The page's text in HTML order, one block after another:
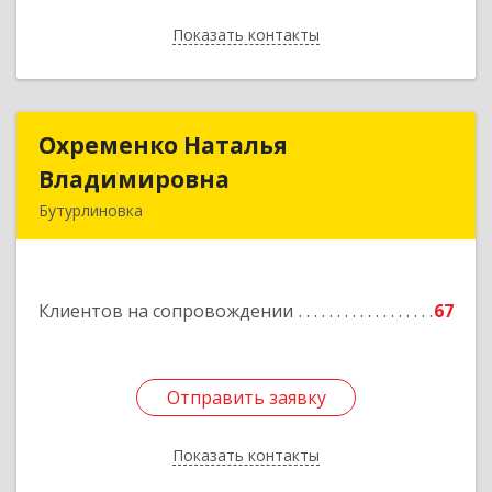
Показать контакты
Назад
Охременко Наталья
Владимировна
Бутурлиновка
Клиентов на сопровождении 67
Отправить заявку
Показать контакты
Охременко Наталья
Отправить заявку
Назад